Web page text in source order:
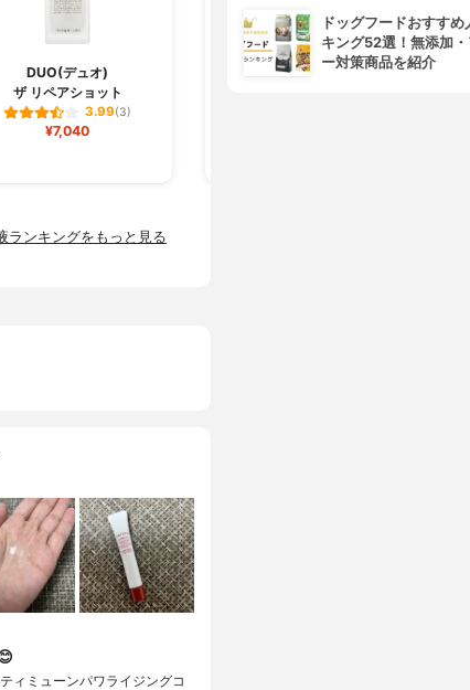
DUO(デュオ)
ザ リペアショット
3.99(3)
¥7,040
フレイスラボ
ランキングをもっと見る
ィミューンパワライジングコ
ドッグフードおすすめ
キング52選！無添加
ー対策商品を紹介